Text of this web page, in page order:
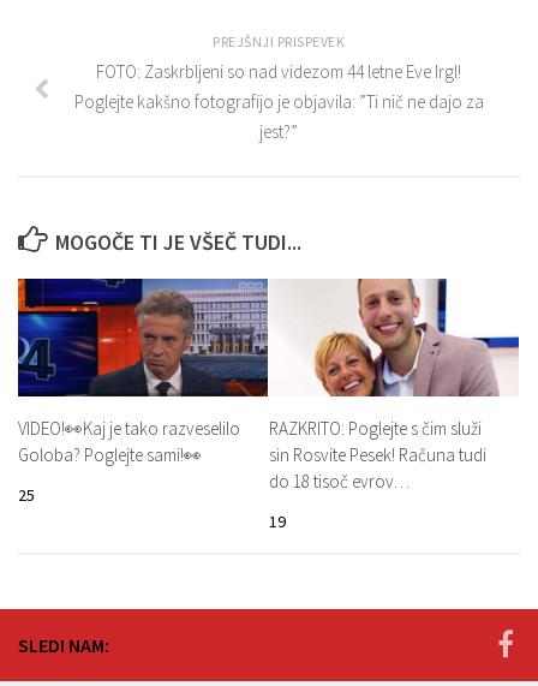
PREJŠNJI PRISPEVEK
FOTO: Zaskrbljeni so nad videzom 44 letne Eve Irgl!
Poglejte kakšno fotografijo je objavila: ”Ti nič ne dajo za
jest?”
MOGOČE TI JE VŠEČ TUDI...
VIDEO!👀Kaj je tako razveselilo
Goloba? Poglejte sami!👀
25
RAZKRITO: Poglejte s čim služi
sin Rosvite Pesek! Računa tudi
do 18 tisoč evrov…
19
SLEDI NAM: